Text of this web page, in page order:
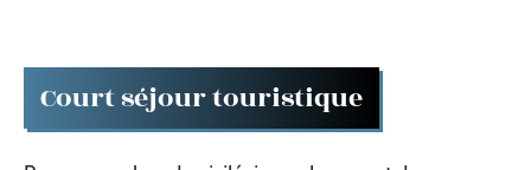
Court séjour touristique